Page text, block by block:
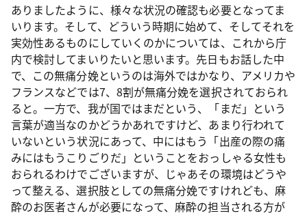
ありましたように、様々な状況の確認も必要となってま
いります。そして、どういう時期に始めて、そしてそれを
実効性あるものにしていくのかについては、これから庁
内で検討してまいりたいと思います。先日もお話した中
で、この無痛分娩というのは海外ではかなり、アメリカや
フランスなどでは7、8割が無痛分娩を選択されておられ
ると。一方で、我が国ではまだという、「まだ」という
言葉が適当なのかどうかあれですけど、あまり行われて
いないという状況にあって、中にはもう「出産の際の痛
みにはもうこりごりだ」ということをおっしゃる女性も
おられるわけでございますが、じゃあその環境はどうや
って整える、選択肢としての無痛分娩ですけれども、麻
酔のお医者さんが必要になって、麻酔の担当される方が